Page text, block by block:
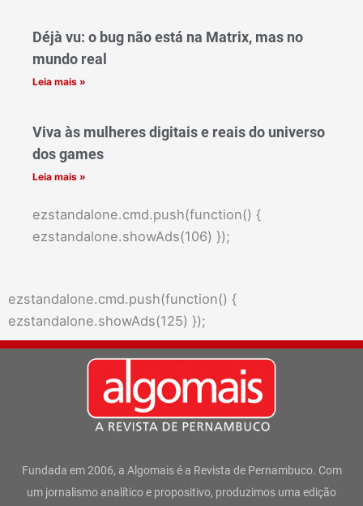
Déjà vu: o bug não está na Matrix, mas no
mundo real
Leia mais »
Viva às mulheres digitais e reais do universo
dos games
Leia mais »
ezstandalone.cmd.push(function() {
ezstandalone.showAds(106) });
ezstandalone.cmd.push(function() {
ezstandalone.showAds(125) });
Fundada em 2006, a Algomais é a Revista de Pernambuco. Com
um jornalismo analítico e propositivo, produzimos uma edição